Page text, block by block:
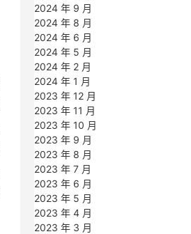
2024 年 9 月
2024 年 8 月
2024 年 6 月
2024 年 5 月
2024 年 2 月
2024 年 1 月
2023 年 12 月
2023 年 11 月
2023 年 10 月
2023 年 9 月
2023 年 8 月
2023 年 7 月
2023 年 6 月
2023 年 5 月
2023 年 4 月
2023 年 3 月